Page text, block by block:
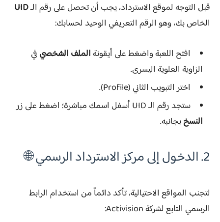
قبل التوجه لموقع الاسترداد، يجب أن تحصل على رقم الـUID
الخاص بك، وهو الرقم التعريفي الوحيد لحسابك:
افتح اللعبة واضغط على أيقونةالملف الشخصي في
الزاوية العلوية اليسرى.
اختر التبويب الثاني (Profile).
ستجد رقم الـ UID أسفل اسمك مباشرة؛ اضغط على زر
النسخبجانبه.
2. الدخول إلى مركز الاسترداد الرسمي 🌐
لتجنب المواقع الاحتيالية، تأكد دائماً من استخدام الرابط
الرسمي التابع لشركة Activision: